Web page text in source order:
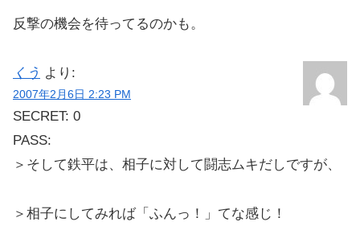
反撃の機会を待ってるのかも。
くう より:
2007年2月6日 2:23 PM
SECRET: 0
PASS:
＞そして鉄平は、相子に対して闘志ムキだしですが、
＞相子にしてみれば「ふんっ！」てな感じ！